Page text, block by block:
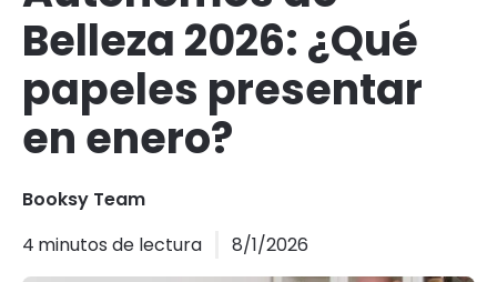
Belleza 2026: ¿Qué
papeles presentar
en enero?
Booksy Team
4 minutos de lectura 8/1/2026